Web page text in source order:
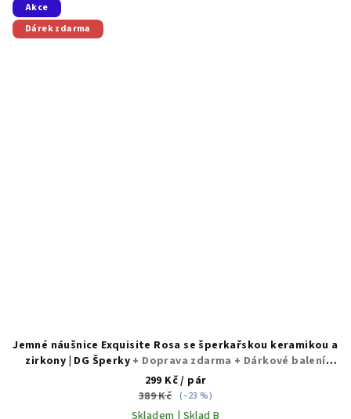
Akce
Dárek zdarma
Jemné náušnice Exquisite Rosa se šperkařskou keramikou a
zirkony | DG Šperky + Doprava zdarma + Dárkové balení
zdarma
299 Kč/ pár
389 Kč (–23 %)